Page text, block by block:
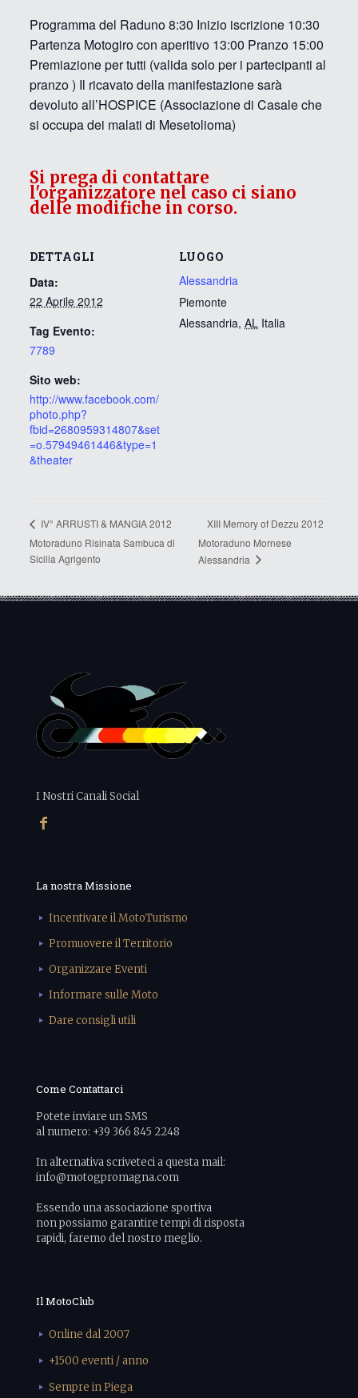
Programma del Raduno 8:30 Inizio iscrizione 10:30
Partenza Motogiro con aperitivo 13:00 Pranzo 15:00
Premiazione per tutti (valida solo per i partecipanti al
pranzo ) Il ricavato della manifestazione sarà
devoluto all’HOSPICE (Associazione di Casale che
si occupa dei malati di Mesetolioma)
DETTAGLI
Data:
22 Aprile 2012
Tag Evento:
7789
Sito web:
http://www.facebook.com/
photo.php?
fbid=2680959314807&set
=o.57949461446&type=1
&theater
LUOGO
Alessandria
Piemonte
Alessandria, AL Italia
Si prega di contattare
l'organizzatore nel caso ci siano
delle modifiche in corso.
IV° ARRUSTI & MANGIA 2012
Motoraduno Risinata Sambuca di
Sicilia Agrigento
XIII Memory of Dezzu 2012
Motoraduno Mornese
Alessandria
I Nostri Canali Social
La nostra Missione
Incentivare il MotoTurismo
Promuovere il Territorio
Organizzare Eventi
Informare sulle Moto
Dare consigli utili
Come Contattarci
Potete inviare un SMS
al numero: +39 366 845 2248
In alternativa scriveteci a questa mail:
info@motogpromagna.com
Essendo una associazione sportiva
non possiamo garantire tempi di risposta
rapidi, faremo del nostro meglio.
Il MotoClub
Online dal 2007
+1500 eventi / anno
Sempre in Piega